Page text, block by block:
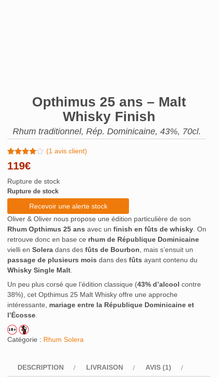
Opthimus 25 ans – Malt
Whisky Finish
Rhum traditionnel, Rép. Dominicaine, 43%, 70cl.
Noté 4.00
sur 5
sur
1
notation
client
(1 avis client)
119€
Rupture de stock
Rupture de stock
Recevoir une alerte stock
Oliver & Oliver nous propose une édition particulière de son
Rhum Opthimus 25 ans avec un finish en fûts de whisky . On
retrouve donc en base ce rhum de République Dominicaine
vielli en Solera dans des fûts de Bourbon , mais s’ensuit un
passage de plusieurs mois dans des fûts ayant contenu du
Whisky Single Malt
Un peu plus corsé que l’édition classique (43% d’alcool contre
38%), cet Opthimus 25 Malt Whisky offre une approche
intéressante, mariage entre la République Dominicaine et
l’Écosse
Catégorie : Rhum Solera
DESCRIPTION LIVRAISON AVIS (1)